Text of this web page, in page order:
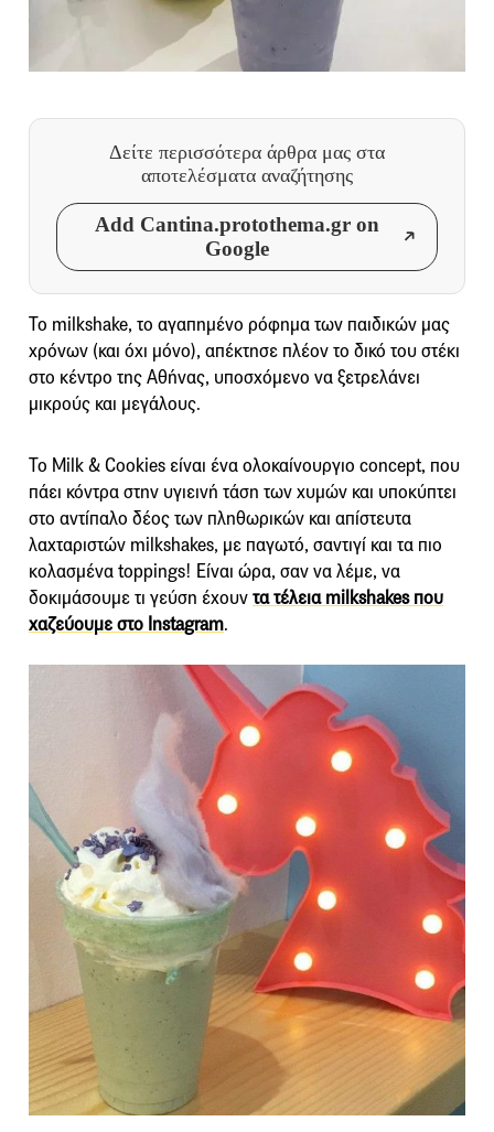
Δείτε περισσότερα άρθρα μας στα
αποτελέσματα αναζήτησης
Add Cantina.protothema.gr on
Google
Το milkshake, το αγαπημένο ρόφημα των παιδικών μας
χρόνων (και όχι μόνο), απέκτησε πλέον το δικό του στέκι
στο κέντρο της Αθήνας, υποσχόμενο να ξετρελάνει
μικρούς και μεγάλους.
Το Milk & Cookies είναι ένα ολοκαίνουργιο concept, που
πάει κόντρα στην υγιεινή τάση των χυμών και υποκύπτει
στο αντίπαλο δέος των πληθωρικών και απίστευτα
λαχταριστών milkshakes, με παγωτό, σαντιγί και τα πιο
κολασμένα toppings! Είναι ώρα, σαν να λέμε, να
δοκιμάσουμε τι γεύση έχουντα τέλεια milkshakes που
χαζεύουμε στο Instagram.